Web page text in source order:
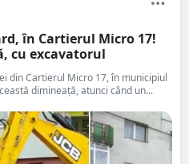
în Cartierul Micro 17!
cu excavatorul
din Cartierul Micro 17, în municipiul
dimineață, atunci când un...